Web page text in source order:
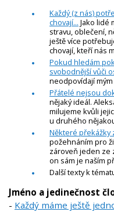
Každý (z nás)
chovají... Jako lidé
stravu, oblečení,
ještě více
chovají, kteří nás
Pokud hledám
svobodnější vůči
neodpovídají
Přátelé nejsou
nějaký ideál.
milujeme kvůli
u druhého
Některé překážky
požehnáním pro
zároveň jeden ze
on sám je naším
Další texty k
Jméno a jedinečnost
- Každý máme ještě